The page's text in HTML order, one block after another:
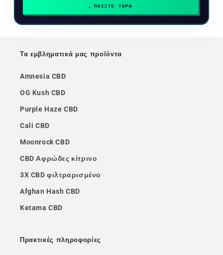
ΠΑΙΞΤΕ ΤΩΡΑ
Τα εμβληματικά μας προϊόντα
Amnesia CBD
OG Kush CBD
Purple Haze CBD
Cali CBD
Moonrock CBD
CBD Αφρώδες κίτρινο
3X CBD φιλτραρισμένο
Afghan Hash CBD
Ketama CBD
Πρακτικές πληροφορίες